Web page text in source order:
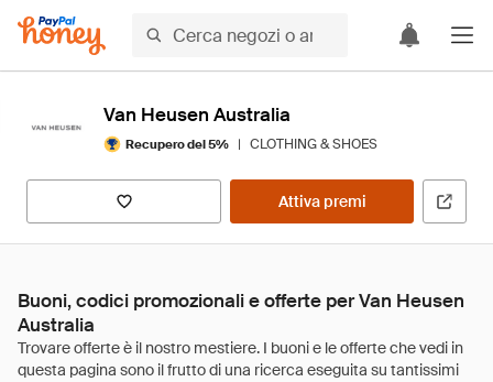
Van Heusen Australia
Recupero del 5% | CLOTHING & SHOES
Attiva premi
Buoni, codici promozionali e offerte per Van Heusen
Australia